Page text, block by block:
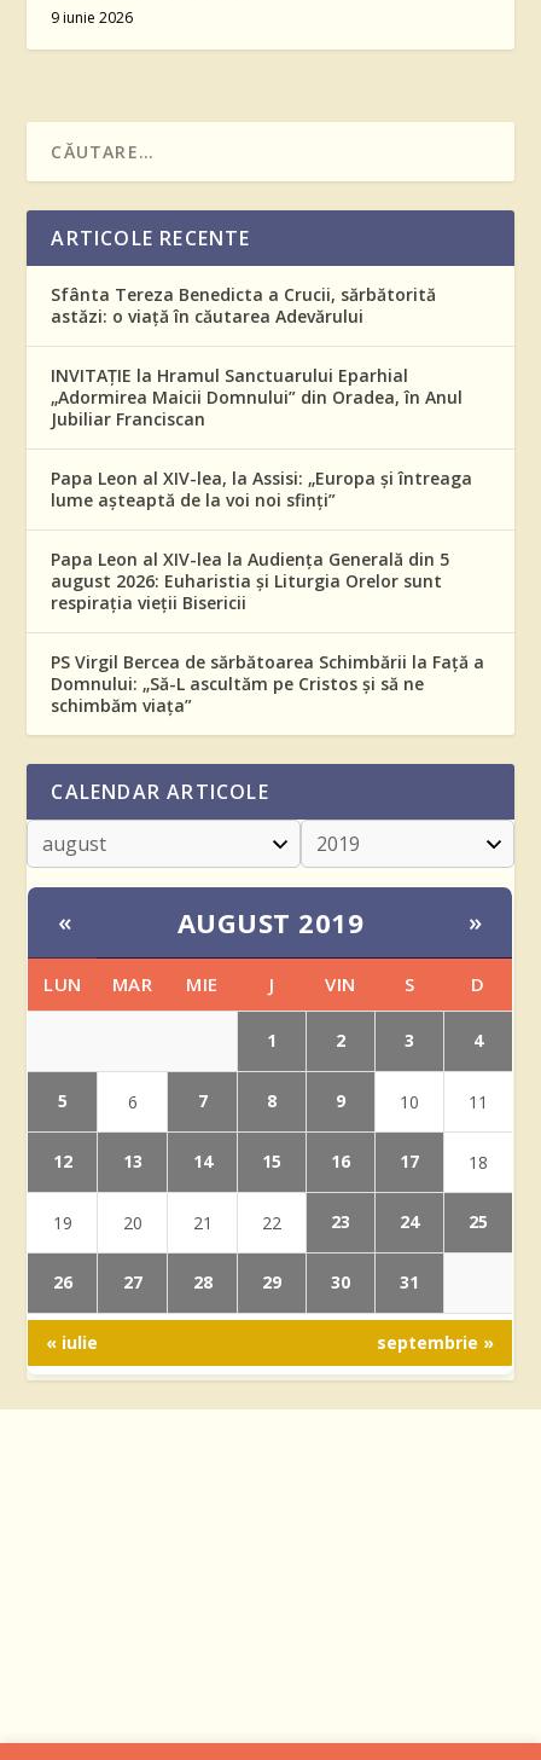
9 iunie 2026
ARTICOLE RECENTE
Sfânta Tereza Benedicta a Crucii, sărbătorită
astăzi: o viață în căutarea Adevărului
INVITAȚIE la Hramul Sanctuarului Eparhial
„Adormirea Maicii Domnului” din Oradea, în Anul
Jubiliar Franciscan
Papa Leon al XIV-lea, la Assisi: „Europa și întreaga
lume așteaptă de la voi noi sfinți”
Papa Leon al XIV-lea la Audiența Generală din 5
august 2026: Euharistia și Liturgia Orelor sunt
respirația vieții Bisericii
PS Virgil Bercea de sărbătoarea Schimbării la Față a
Domnului: „Să-L ascultăm pe Cristos și să ne
schimbăm viața”
CALENDAR ARTICOLE
« AUGUST 2019 »
LUN MAR MIE J VIN S D
1 2 3 4
5 6 7 8 9 10 11
12 13 14 15 16 17 18
19 20 21 22 23 24 25
26 27 28 29 30 31
« iulie septembrie »